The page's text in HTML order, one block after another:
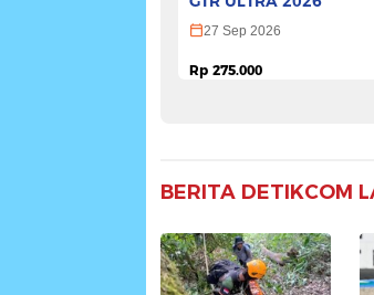
27 Sep 2026
Rp 275.000
BERITA DETIKCOM